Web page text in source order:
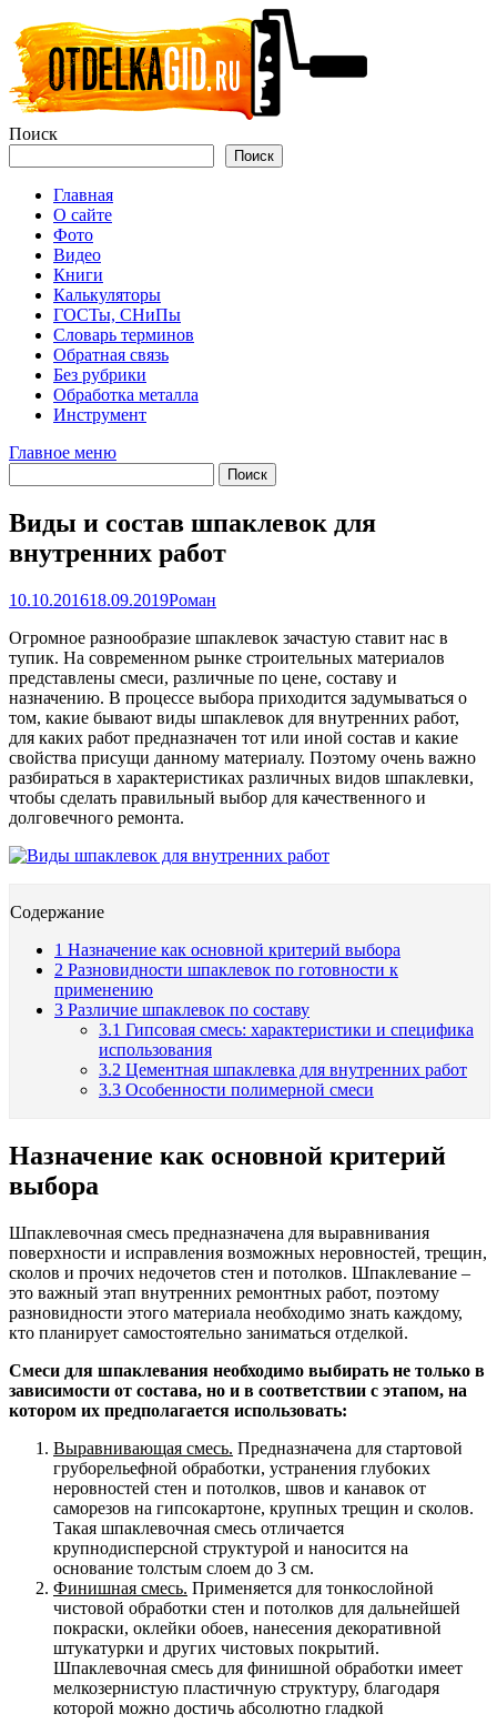
Перейти
к
содержимому
Поиск
Поиск
Главная
О сайте
Фото
Видео
Книги
Калькуляторы
ГОСТы, СНиПы
Словарь терминов
Обратная связь
Без рубрики
Обработка металла
Инструмент
Главное меню
Виды и состав шпаклевок для
внутренних работ
10.10.201618.09.2019Роман
Огромное разнообразие шпаклевок зачастую ставит нас в
тупик. На современном рынке строительных материалов
представлены смеси, различные по цене, составу и
назначению. В процессе выбора приходится задумываться о
том, какие бывают виды шпаклевок для внутренних работ,
для каких работ предназначен тот или иной состав и какие
свойства присущи данному материалу. Поэтому очень важно
разбираться в характеристиках различных видов шпаклевки,
чтобы сделать правильный выбор для качественного и
долговечного ремонта.
Содержание
1 Назначение как основной критерий выбора
2 Разновидности шпаклевок по готовности к
применению
3 Различие шпаклевок по составу
3.1 Гипсовая смесь: характеристики и специфика
использования
3.2 Цементная шпаклевка для внутренних работ
3.3 Особенности полимерной смеси
Назначение как основной критерий
выбора
Шпаклевочная смесь предназначена для выравнивания
поверхности и исправления возможных неровностей, трещин,
сколов и прочих недочетов стен и потолков. Шпаклевание –
это важный этап внутренних ремонтных работ, поэтому
разновидности этого материала необходимо знать каждому,
кто планирует самостоятельно заниматься отделкой.
Смеси для шпаклевания необходимо выбирать не только в
зависимости от состава, но и в соответствии с этапом, на
котором их предполагается использовать:
Выравнивающая смесь. Предназначена для стартовой
груборельефной обработки, устранения глубоких
неровностей стен и потолков, швов и канавок от
саморезов на гипсокартоне, крупных трещин и сколов.
Такая шпаклевочная смесь отличается
крупнодисперсной структурой и наносится на
основание толстым слоем до 3 см.
Финишная смесь. Применяется для тонкослойной
чистовой обработки стен и потолков для дальнейшей
покраски, оклейки обоев, нанесения декоративной
штукатурки и других чистовых покрытий.
Шпаклевочная смесь для финишной обработки имеет
мелкозернистую пластичную структуру, благодаря
которой можно достичь абсолютно гладкой